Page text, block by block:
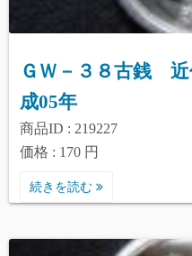
ＧＷ－３８古銭 近
成05年
商品ID : 219227
価格 : 170 円
続きを読む